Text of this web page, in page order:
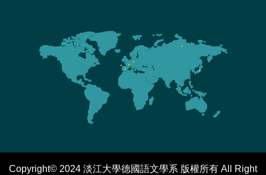
Copyright© 2024 淡江大學德國語文學系 版權所有 All Right